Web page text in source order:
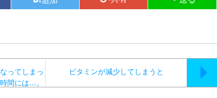
ってしまっ
間には…。
ビタミンが減少してしまうと